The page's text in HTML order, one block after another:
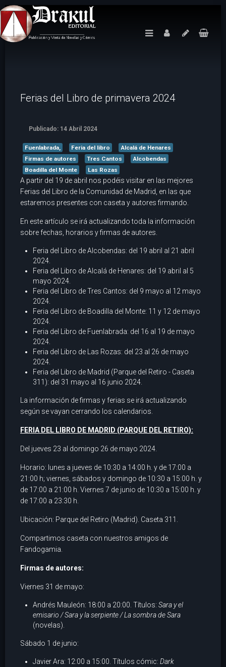
Ferias del Libro de primavera 2024
Publicado: 14 Abril 2024
Fuenlabrada, Feria del libro
Alcalá de Henares
Firmas de autores
Tres Cantos
Alcobendas
Boadilla del Monte
Las Rozas
A partir del 19 de abril nos podéis visitar en las mejores
Ferias del Libro de la Comunidad de Madrid, en las que
estaremos presentes con caseta y autores firmando.
En este artículo se irá actualizando toda la información
sobre fechas, horarios y firmas de autores.
Feria del Libro de Alcobendas: del 19 abril al 21 abril
2024.
Feria del Libro de Alcalá de Henares: del 19 abril al 5
mayo 2024.
Feria del Libro de Tres Cantos: del 9 mayo al 12 mayo
2024.
Feria del Libro de Boadilla del Monte: 11 y 12 de mayo
2024.
Feria del Libro de Fuenlabrada: del 16 al 19 de mayo
2024.
Feria del Libro de Las Rozas: del 23 al 26 de mayo
2024.
Feria del Libro de Madrid (Parque del Retiro - Caseta
311): del 31 mayo al 16 junio 2024.
La información de firmas y ferias se irá actualizando
según se vayan cerrando los calendarios.
FERIA DEL LIBRO DE MADRID (PARQUE DEL RETIRO):
Del jueves 23 al domingo 26 de mayo 2024.
Horario: lunes a jueves de 10:30 a 14:00 h. y de 17:00 a
21:00 h; viernes, sábados y domingo de 10:30 a 15:00 h. y
de 17:00 a 21:00 h. Viernes 7 de junio de 10:30 a 15:00 h. y
de 17:00 a 23:30 h.
Ubicación: Parque del Retiro (Madrid). Caseta 311.
Compartimos caseta con nuestros amigos de
Fandogamia.
Firmas de autores:
Viernes 31 de mayo:
Andrés Mauleón: 18:00 a 20:00. Títulos: Sara y el
emisario / Sara y la serpiente / La sombra de Sara
(novelas).
Sábado 1 de junio:
Javier Ara: 12:00 a 15:00. Títulos cómic: Dark